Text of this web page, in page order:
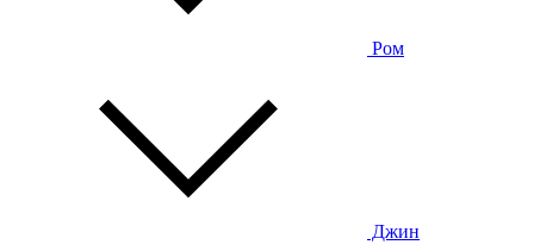
Ром
Джин